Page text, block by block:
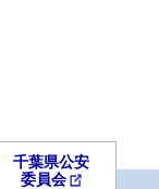
千葉県公安
委員会